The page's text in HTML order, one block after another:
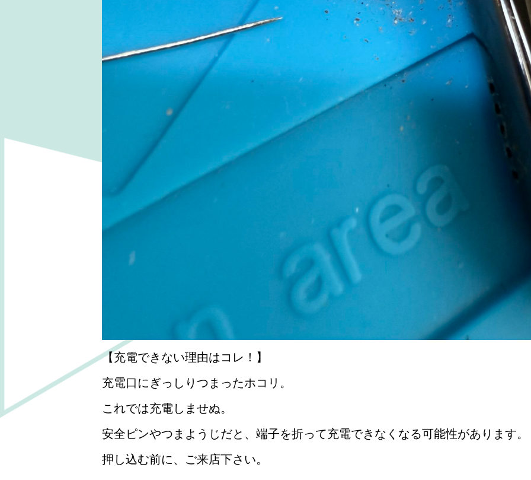
【充電できない理由はコレ！】
充電口にぎっしりつまったホコリ。
これでは充電しませぬ。
安全ピンやつまようじだと、 端子を折って充電できなくなる可能性があります。
押し込む前に、ご来店下さい。